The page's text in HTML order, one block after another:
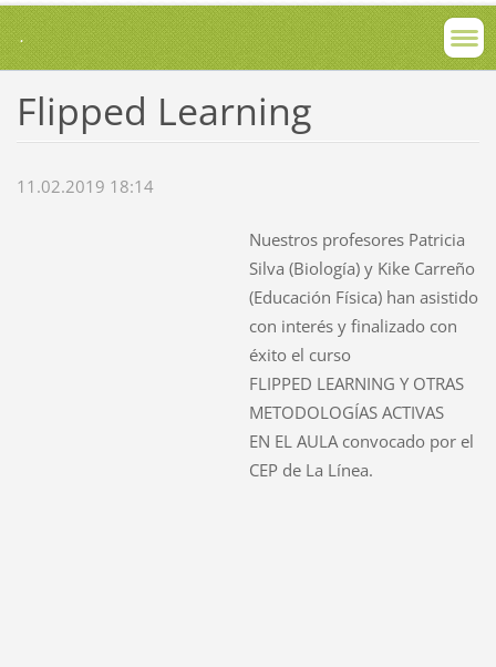
.
Flipped Learning
11.02.2019 18:14
Nuestros profesores Patricia
Silva (Biología) y Kike Carreño
(Educación Física) han asistido
con interés y finalizado con
éxito el curso
FLIPPED LEARNING Y OTRAS
METODOLOGÍAS ACTIVAS
EN EL AULA convocado por el
CEP de La Línea.